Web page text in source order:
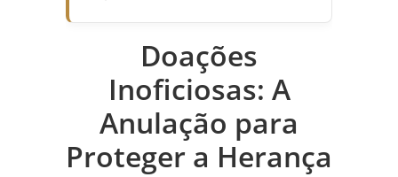
Doações
Inoficiosas: A
Anulação para
Proteger a Herança